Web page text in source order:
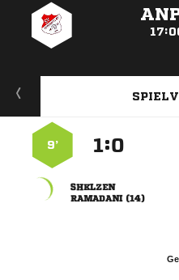
:
9’

 